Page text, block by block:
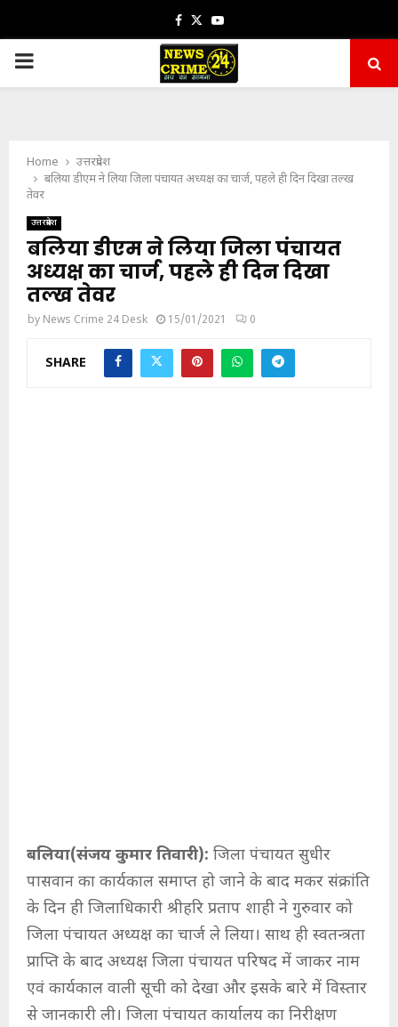
Facebook
TwitterYoutube
PRIMARY
Home
उत्तरप्रदेश
बलिया डीएम ने लिया जिला पंचायत अध्यक्ष का चार्ज, पहले ही दिन दिखा तल्ख
तेवर
उत्तरप्रदेश
बलिया डीएम ने लिया जिला पंचायत
अध्यक्ष का चार्ज, पहले ही दिन दिखा
तल्ख तेवर
by News Crime 24 Desk 15/01/2021 0
SHARE
बलिया(संजय कुमार तिवारी): जिला पंचायत सुधीर
पासवान का कार्यकाल समाप्त हो जाने के बाद मकर संक्रांति
के दिन ही जिलाधिकारी श्रीहरि प्रताप शाही ने गुरुवार को
जिला पंचायत अध्यक्ष का चार्ज ले लिया। साथ ही स्वतन्त्रता
प्राप्ति के बाद अध्यक्ष जिला पंचायत परिषद में जाकर नाम
एवं कार्यकाल वाली सूची को देखा और इसके बारे में विस्तार
से जानकारी ली। जिला पंचायत कार्यालय का निरीक्षण